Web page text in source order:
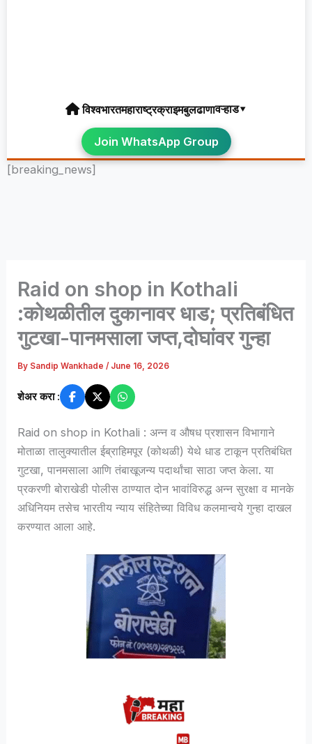
विश्वभारतमहाराष्ट्रक्राइमबुलढाणावऱ्हाड▾
Join WhatsApp Group
[breaking_news]
Raid on shop in Kothali
:कोथळीतील दुकानावर धाड; प्रतिबंधित
गुटखा-पानमसाला जप्त,दोघांवर गुन्हा
By Sandip Wankhade/ June 16, 2026
शेअर करा :
Raid on shop in Kothali : अन्न व औषध प्रशासन विभागाने
मोताळा तालुक्यातील ईब्राहिमपूर (कोथळी) येथे धाड टाकून प्रतिबंधित
गुटखा, पानमसाला आणि तंबाखूजन्य पदार्थांचा साठा जप्त केला. या
प्रकरणी बोराखेडी पोलीस ठाण्यात दोन भावांविरुद्ध अन्न सुरक्षा व मानके
अधिनियम तसेच भारतीय न्याय संहितेच्या विविध कलमान्वये गुन्हा दाखल
करण्यात आला आहे.